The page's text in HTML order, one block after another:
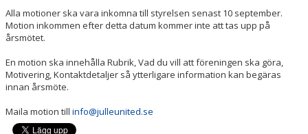
STYRELSEN
VT2026
Alla motioner ska vara inkomna till styrelsen senast 10 september.
Motion inkommen efter detta datum kommer inte att tas upp på
årsmötet.
En motion ska innehålla Rubrik, Vad du vill att föreningen ska göra,
Motivering, Kontaktdetaljer så ytterligare information kan begäras
innan årsmöte.
Maila motion till info@julleunited.se